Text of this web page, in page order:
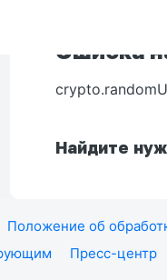
Ошибка
Найдите
Положение об
Пресс-центр